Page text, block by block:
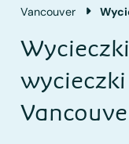
Vancouver